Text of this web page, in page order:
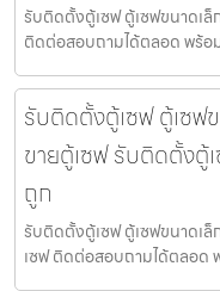
รับติดตั้งตู้เซฟ ตู้เซฟขนาดเ
ติดต่อสอบถามได้ตลอด พร้อ
รับติดตั้งตู้เซฟ ตู้เซฟ
ขายตู้เซฟ รับติดตั้งตู้
ถูก
รับติดตั้งตู้เซฟ ตู้เซฟขนาดเ
เซฟ ติดต่อสอบถามได้ตลอด